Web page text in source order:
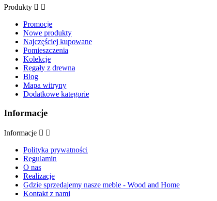
Produkty  
Promocje
Nowe produkty
Najczęściej kupowane
Pomieszczenia
Kolekcje
Regały z drewna
Blog
Mapa witryny
Dodatkowe kategorie
Informacje
Informacje  
Polityka prywatności
Regulamin
O nas
Realizacje
Gdzie sprzedajemy nasze meble - Wood and Home
Kontakt z nami